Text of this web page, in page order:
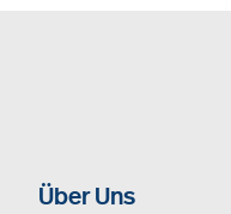
Über Uns